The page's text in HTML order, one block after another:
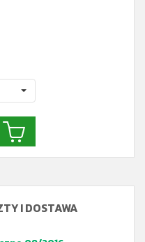
I DOSTAWA